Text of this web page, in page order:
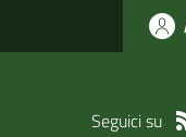
Seguici su